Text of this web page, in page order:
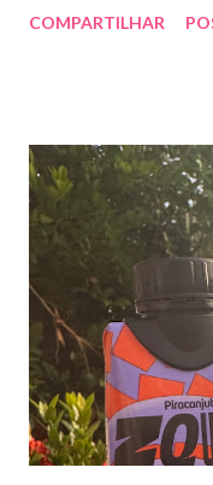
de fornecer energia
COMPARTILHAR